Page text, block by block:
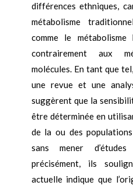
différences ethniques,
métabolisme
comme le
contrairement aux
molécules. En tant que
une revue et une
suggèrent que la
être déterminée en
de la ou des
sans mener d’études
précisément, ils
actuelle indique que